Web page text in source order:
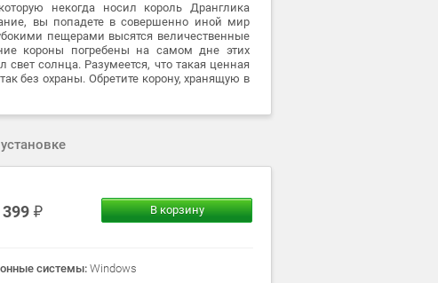
некогда носил король Дранглика
вы попадете в совершенно иной мир
пещерами высятся величественные
короны погребены на самом дне этих
солнца. Разумеется, что такая ценная
без охраны. Обретите корону, хранящую в
399 В корзину
системы: Windows